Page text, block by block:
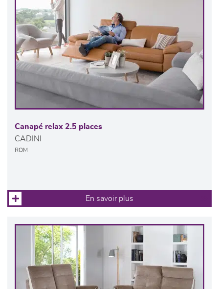
Canapé relax 2.5 places
CADINI
ROM
En savoir plus